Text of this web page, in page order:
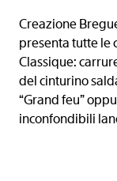
Creazione
presenta tutte le
Classique:
del cinturino
“Grand feu”
inconfondibili